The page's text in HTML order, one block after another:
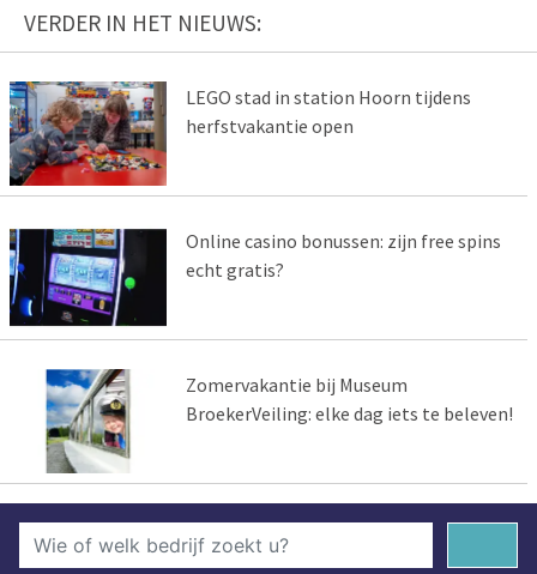
VERDER IN HET NIEUWS:
LEGO stad in station Hoorn tijdens
herfstvakantie open
Online casino bonussen: zijn free spins
echt gratis?
Zomervakantie bij Museum
BroekerVeiling: elke dag iets te beleven!